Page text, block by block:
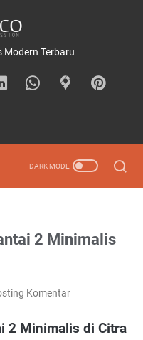
Modern Terbaru
2 Minimalis
Komentar
2 Minimalis di Citra